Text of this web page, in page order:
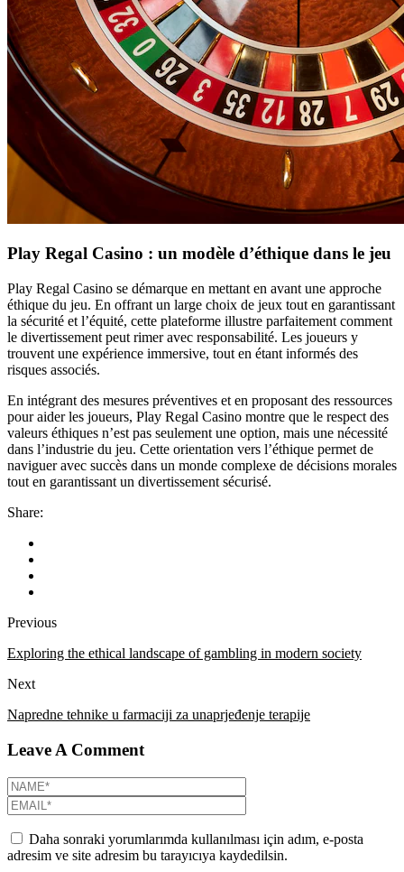
Play Regal Casino : un modèle d’éthique dans le jeu
Play Regal Casino se démarque en mettant en avant une approche
éthique du jeu. En offrant un large choix de jeux tout en garantissant
la sécurité et l’équité, cette plateforme illustre parfaitement comment
le divertissement peut rimer avec responsabilité. Les joueurs y
trouvent une expérience immersive, tout en étant informés des
risques associés.
En intégrant des mesures préventives et en proposant des ressources
pour aider les joueurs, Play Regal Casino montre que le respect des
valeurs éthiques n’est pas seulement une option, mais une nécessité
dans l’industrie du jeu. Cette orientation vers l’éthique permet de
naviguer avec succès dans un monde complexe de décisions morales
tout en garantissant un divertissement sécurisé.
Share:
Previous
Exploring the ethical landscape of gambling in modern society
Next
Napredne tehnike u farmaciji za unaprjeđenje terapije
Leave A Comment
Daha sonraki yorumlarımda kullanılması için adım, e-posta
adresim ve site adresim bu tarayıcıya kaydedilsin.